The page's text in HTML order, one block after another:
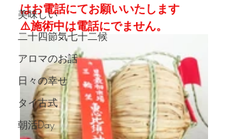
美味しい
二十四節気七十二候
アロマのお話
日々の幸せ
タイ古式
朝活Day
はお電話にてお願いいたします
⚠️施術中は電話にでません。